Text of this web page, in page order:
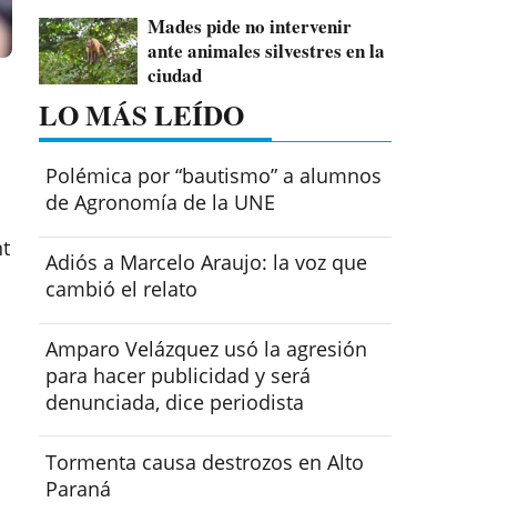
Mades pide no intervenir
ante animales silvestres en la
ciudad
LO MÁS LEÍDO
Polémica por “bautismo” a alumnos
de Agronomía de la UNE
Adiós a Marcelo Araujo: la voz que
cambió el relato
Amparo Velázquez usó la agresión
para hacer publicidad y será
denunciada, dice periodista
Tormenta causa destrozos en Alto
Paraná